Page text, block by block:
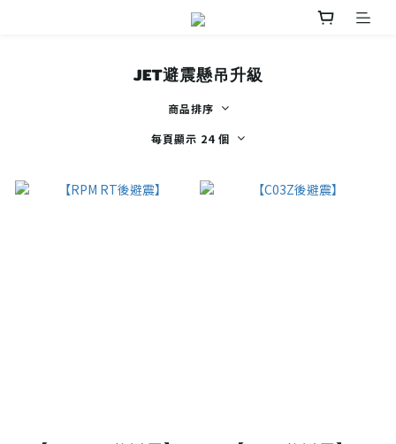
JET避震懸吊升級
商品排序
每頁顯示 24 個